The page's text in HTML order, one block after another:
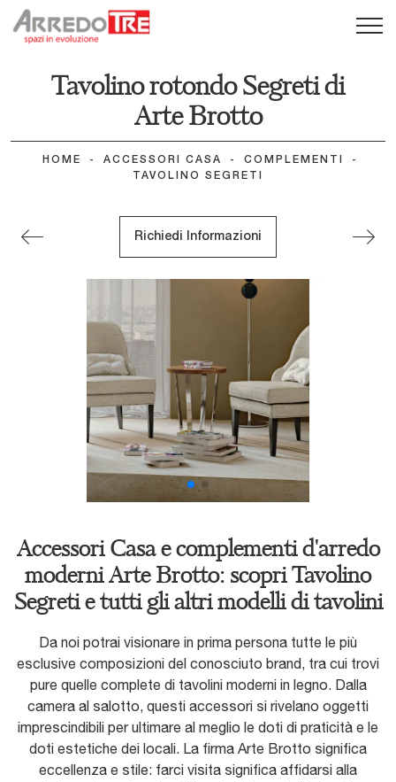
Tavolino rotondo Segreti di
Arte Brotto
HOME - ACCESSORI CASA - COMPLEMENTI
-
TAVOLINO SEGRETI
Richiedi Informazioni
Accessori Casa e complementi d'arredo
moderni Arte Brotto: scopri Tavolino
Segreti e tutti gli altri modelli di tavolini
Da noi potrai visionare in prima persona tutte le più
esclusive composizioni del conosciuto brand, tra cui trovi
pure quelle complete di tavolini moderni in legno. Dalla
camera al salotto, questi accessori si rivelano oggetti
imprescindibili per ultimare al meglio le doti di praticità e le
doti estetiche dei locali. La firma Arte Brotto significa
eccellenza e stile: farci visita significa affidarsi alla